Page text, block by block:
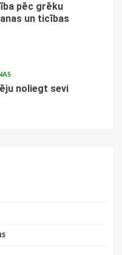
pēc grēku
un ticības
noliegt sevi